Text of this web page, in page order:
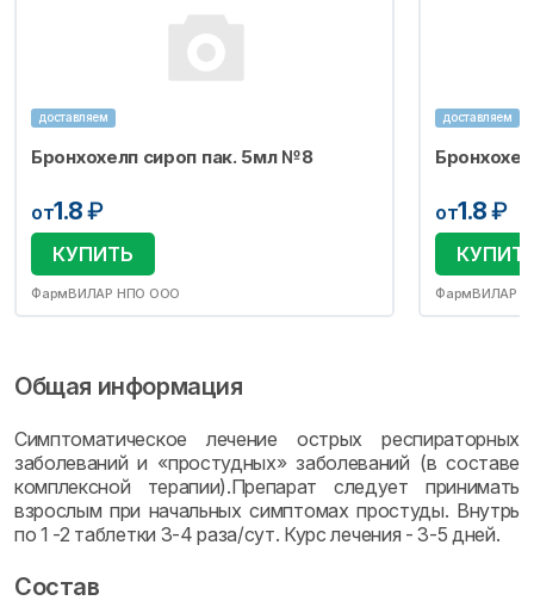
доставляем
Бронхохелп сироп пак. 5мл №8
от1.8₽
КУПИТЬ
ФармВИЛАР НПО ООО
доставляем
от1.8₽
ФармВИЛАР
Общая информация
Симптоматическое лечение острых респираторных
заболеваний и «простудных» заболеваний (в составе
комплексной терапии).Препарат следует принимать
взрослым при начальных симптомах простуды. Внутрь
по 1 -2 таблетки 3-4 раза/сут. Курс лечения - 3-5 дней.
Состав